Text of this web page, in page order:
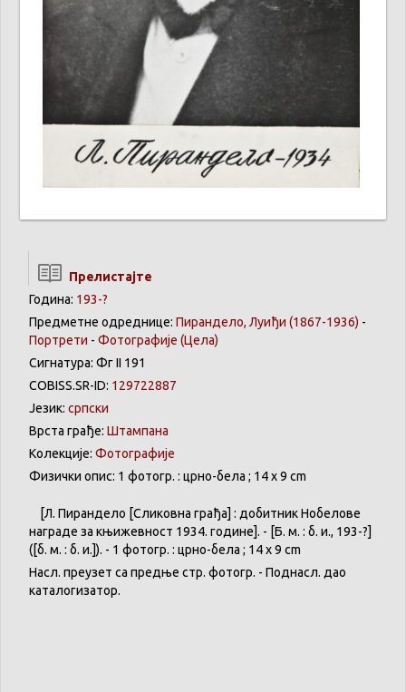
Прелистајте
Година: 193-?
Предметне одреднице: Пирандело, Луиђи (1867-1936) -
Портрети - Фотографије (Цела)
Сигнатура: Фг II 191
COBISS.SR-ID: 129722887
Језик: српски
Врста грађе: Штампана
Колекције: Фотографије
Физички опис: 1 фотогр. : црно-бела ; 14 x 9 cm
[Л. Пирандело [Сликовна грађа] : добитникНобелове
награде за књижевност 1934. године]. - [Б. м. : б. и., 193-?]
([б. м. : б. и.]). - 1 фотогр. : црно-бела ; 14 x 9 cm
Насл. преузет са предње стр. фотогр. - Поднасл. дао
каталогизатор.